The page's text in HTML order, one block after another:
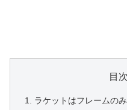
目次
ラケットはフレームの